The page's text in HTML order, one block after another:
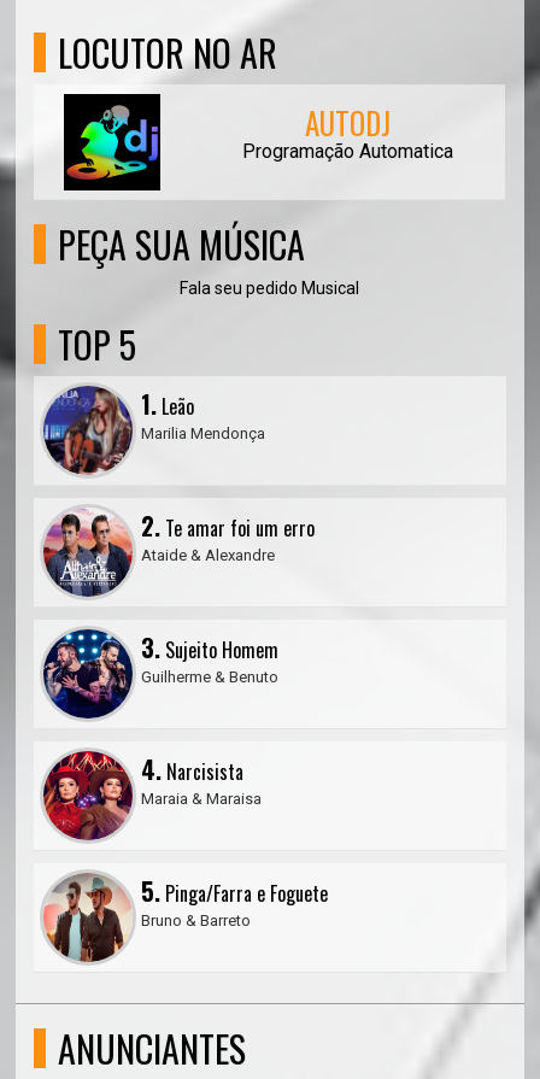
LOCUTOR NO AR
AUTODJ
Programação Automatica
PEÇA SUA MÚSICA
Fala seu pedido Musical
TOP 5
1. Leão
Marilia Mendonça
2. Te amar foi um erro
Ataide & Alexandre
3. Sujeito Homem
Guilherme & Benuto
4. Narcisista
Maraia & Maraisa
5. Pinga/Farra e Foguete
Bruno & Barreto
ANUNCIANTES